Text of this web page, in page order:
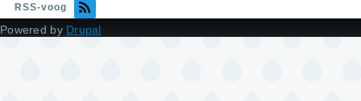
RSS-voog
Powered by Drupal